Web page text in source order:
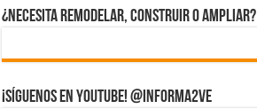
¿Necesita Remodelar, Construir o ampliar?
¡Síguenos en YouTube! @informa2ve